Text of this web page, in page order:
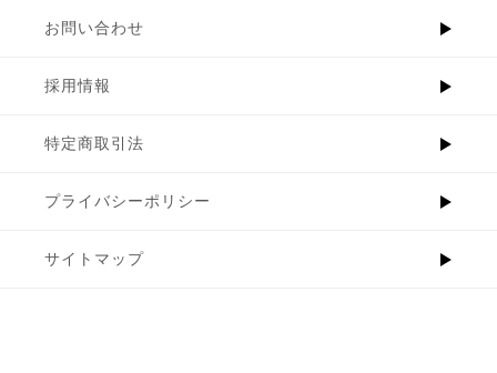
お問い合わせ
採用情報
特定商取引法
プライバシーポリシー
サイトマップ